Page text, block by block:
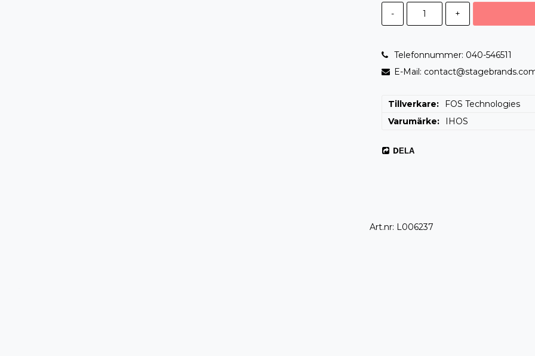
- +
Telefonnummer: 040-546511
E-Mail:
Tillverkare
FOS Technologies
Varumärke
IHOS
DELA
Art.nr: L006237